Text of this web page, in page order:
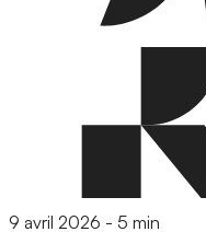
9 avril 2026 - 5 min